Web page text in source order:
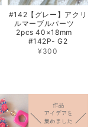
#142【グレー】アクリ
ルマーブルパーツ
2pcs 40×18mm
#142P- G2
¥300